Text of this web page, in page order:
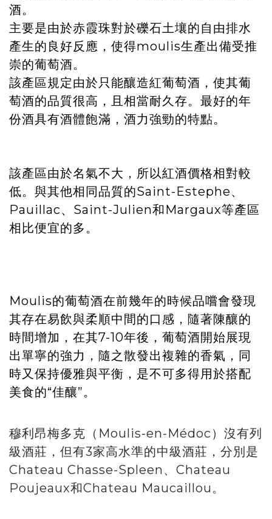
酒。
主要是由於赤霞珠對於礫石土壤的自由排水
產生的良好反應，使得moulis生產出備受推
崇的葡萄酒。
該產區規定由於只能釀造紅葡萄酒，使其葡
萄酒的品質很高，且相當耐久存。最好的年
份酒具有酒體飽滿，酒力強勁的特點。
該產區由於名氣不大，所以紅酒價格相對較
低。與其他相同品質的Saint-Estephe、
Pauillac、Saint-Julien和Margaux等產區
相比便宜的多。
Moulis的葡萄酒在前幾年的時候品嚐會發現
其存在易飲與柔順中間的口感，隨著陳釀的
時間增加，在其7-10年後，葡萄酒開始展現
出單寧的強力，隨之散發出複雜的香氣，同
時又保持優雅與平衡，是不可多得用於搭配
美食的“佳釀”。
穆利昂梅多克（Moulis-en-Médoc）沒有列
級酒莊，但有3家高水準的中級酒莊，分別是
Chateau Chasse-Spleen、Chateau
Poujeaux和Chateau Maucaillou。